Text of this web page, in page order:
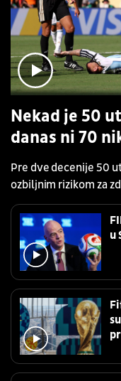
Nekad je 50
danas ni 70
Pre dve decenije 50
ozbiljnim rizikom za
u